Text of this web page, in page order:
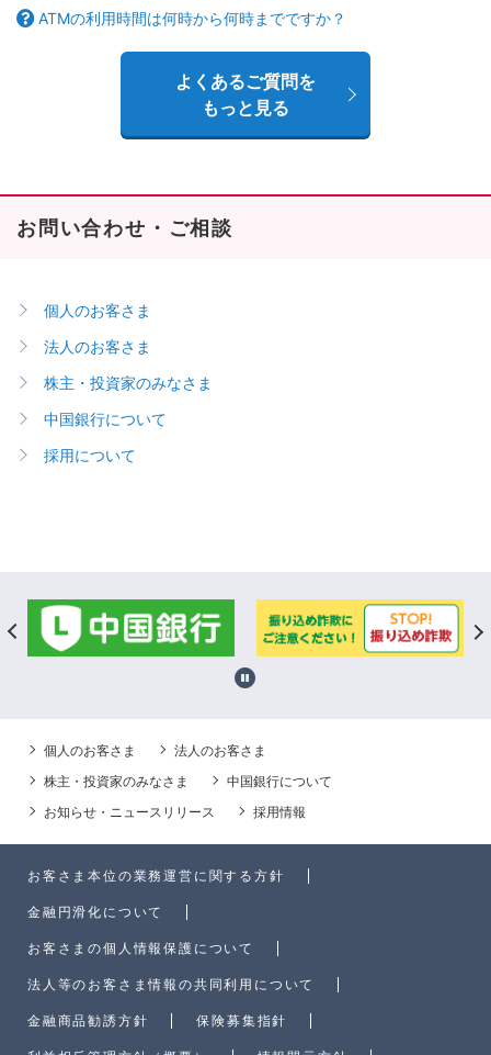
ATMの利用時間は何時から何時までですか？
よくあるご質問を
もっと見る
お問い合わせ・ご相談
個人のお客さま
法人のお客さま
株主・投資家のみなさま
中国銀行について
採用について
個人のお客さま
法人のお客さま
株主・投資家のみなさま
中国銀行について
お知らせ・ニュースリリース
採用情報
お客さま本位の業務運営に関する方針
金融円滑化について
お客さまの個人情報保護について
法人等のお客さま情報の共同利用について
金融商品勧誘方針 保険募集指針